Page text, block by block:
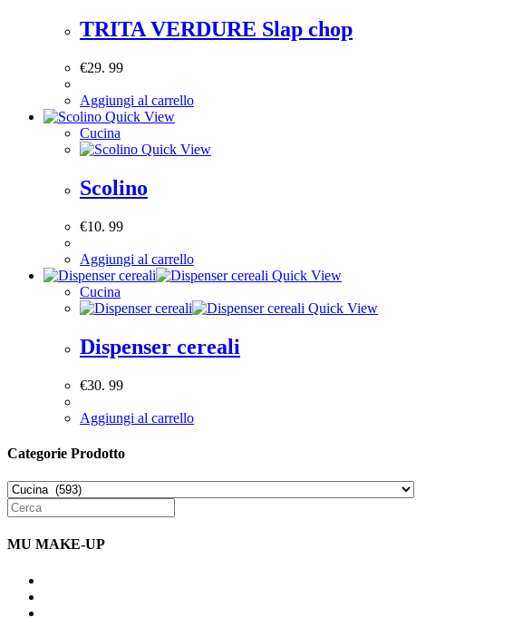
TRITA VERDURE Slap chop
€29. 99
Aggiungi al carrello
Quick View
Cucina
Quick View
Scolino
€10. 99
Aggiungi al carrello
Quick View
Cucina
Quick View
Dispenser cereali
€30. 99
Aggiungi al carrello
Categorie Prodotto
MU MAKE-UP